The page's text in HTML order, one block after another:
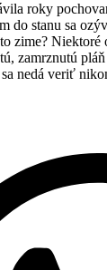
roky
do stanu sa
zime? Niektoré
zamrznutú
nedá veriť